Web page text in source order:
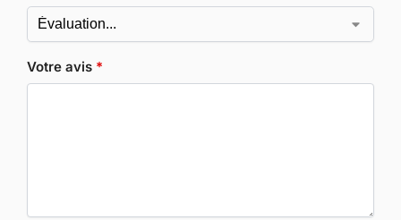
Votre avis *